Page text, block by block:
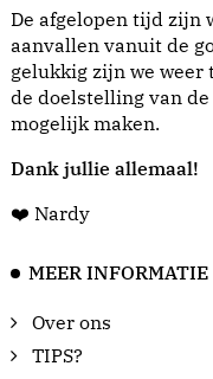
De afgelopen tijd zijn
aanvallen vanuit de
gelukkig zijn we
de doelstelling van
mogelijk maken.
Dank jullie allemaal!
❤️ Nardy
MEER INFORMATIE
Over ons
TIPS?